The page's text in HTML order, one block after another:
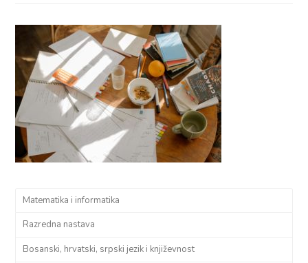
Matematika i informatika
Razredna nastava
Bosanski, hrvatski, srpski jezik i književnost